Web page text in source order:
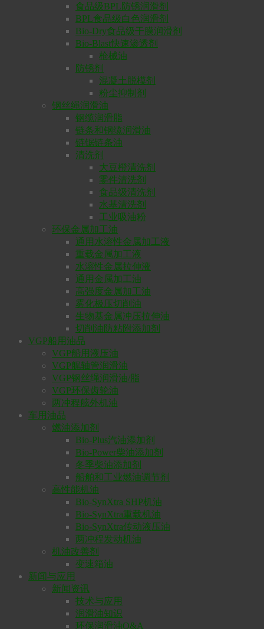
食品级BPL防锈润滑剂
BPL食品级白色润滑剂
Bio-Dry食品级干膜润滑剂
Bio-Blast快速渗透剂
枪械油
防锈剂
混凝土脱模剂
粉尘抑制剂
钢丝绳润滑油
钢缆润滑脂
链条和钢缆润滑油
链锯链条油
清洗剂
大豆橙清洗剂
零件清洗剂
食品级清洗剂
水基清洗剂
工业吸油粉
环保金属加工油
通用水溶性金属加工液
重载金属加工液
水溶性金属拉伸液
通用金属加工油
高强度金属加工油
雾化极压切削油
生物基金属冲压拉伸油
切削油防粘附添加剂
VGP船用油品
VGP船用液压油
VGP艉轴管润滑油
VGP钢丝绳润滑油/脂
VGP环保齿轮油
两冲程舷外机油
车用油品
燃油添加剂
Bio-Plus汽油添加剂
Bio-Power柴油添加剂
冬季柴油添加剂
船舶和工业燃油调节剂
高性能机油
Bio-SynXtra SHP机油
Bio-SynXtra重载机油
Bio-SynXtra传动液压油
两冲程发动机油
机油改善剂
变速箱油
新闻与应用
新闻资讯
技术与应用
润滑油知识
环保润滑油Q&A